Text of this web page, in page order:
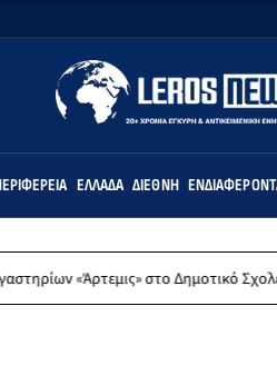
ΕΛΛΆΔΑ ΔΙΕΘΝΉ
στο Δημοτικό Σχολείο Λακκίου